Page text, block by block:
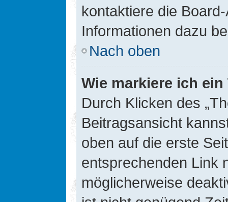
kontaktiere die
Informationen dazu
Nach oben
Wie markiere ich
Durch Klicken des
Beitragsansicht
oben auf die erste
entsprechenden Link
möglicherweise